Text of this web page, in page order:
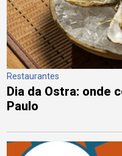
Restaurantes
Dia da Ostra: onde
Paulo